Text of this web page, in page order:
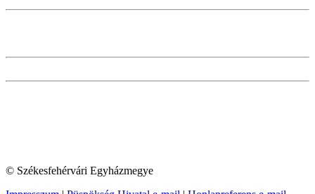
© Székesfehérvári Egyházmegye